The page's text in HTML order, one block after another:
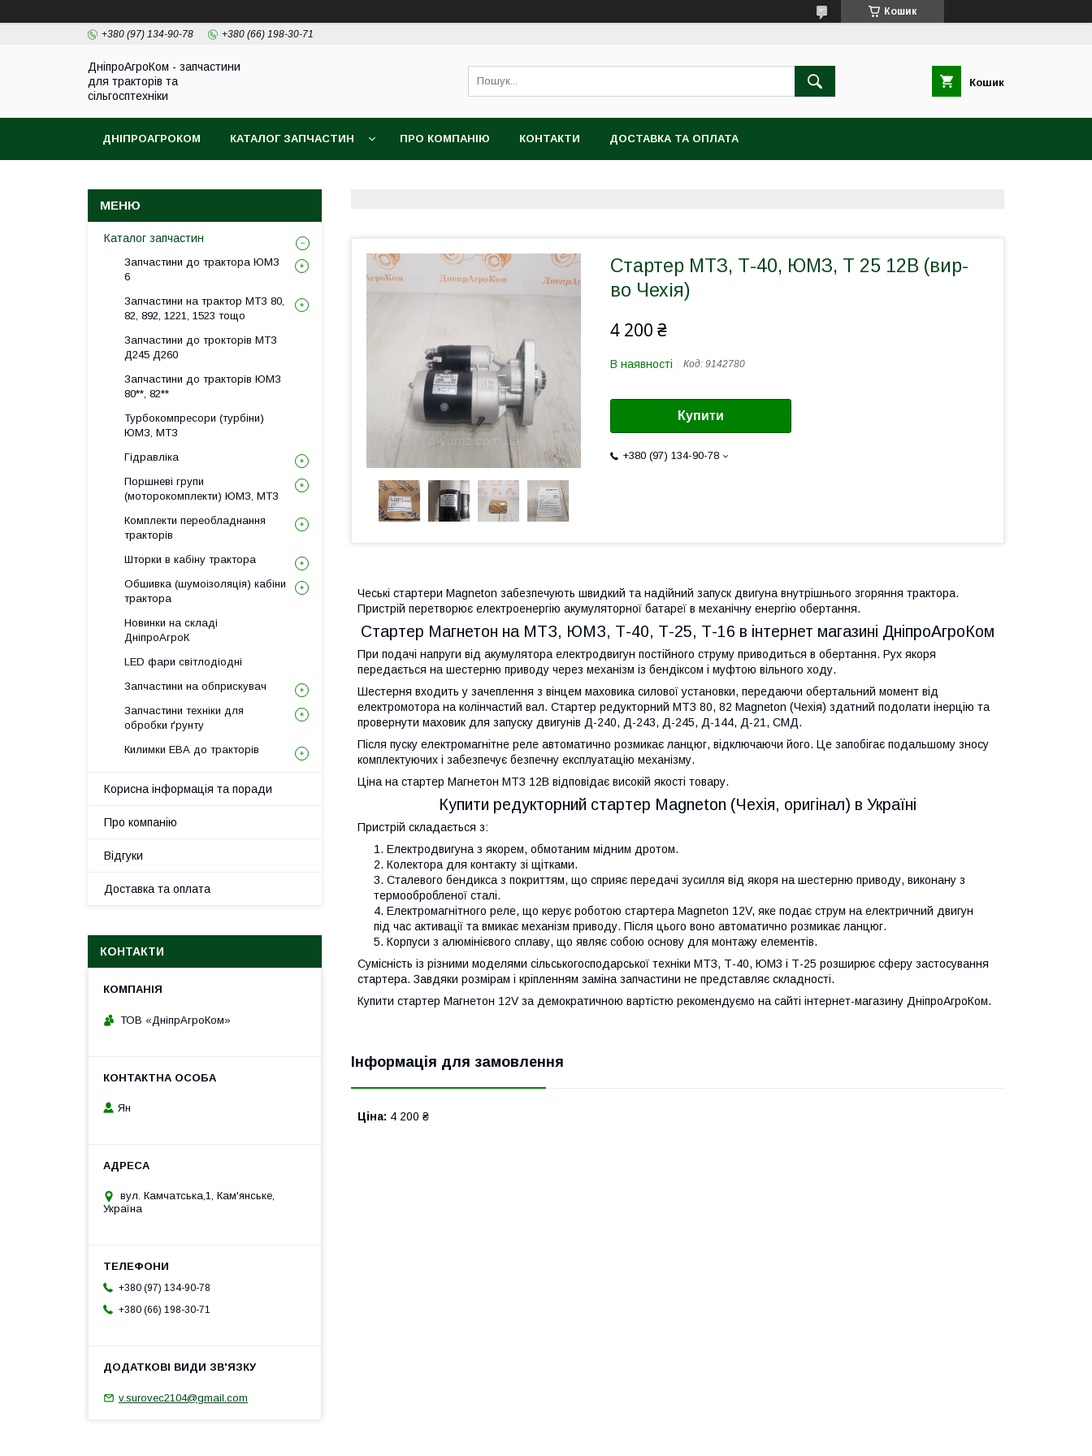
Кошик
+380 (97) 134-90-78 +380 (66) 198-30-71
ДніпроАгроКом - запчастини
для тракторів та
сільгосптехніки
Кошик
ДНІПРОАГРОКОМ КАТАЛОГ ЗАПЧАСТИН ПРО КОМПАНІЮ КОНТАКТИ ДОСТАВКА ТА ОПЛАТА
Стартер МТЗ, Т-40, ЮМЗ, Т 25 12В (вир-
во Чехія)
4 200 ₴
В наявності Код: 9142780
Купити
+380 (97) 134-90-78
Чеські стартери Magneton забезпечують швидкий та надійний запуск двигуна внутрішнього згоряння трактора.
Пристрій перетворює електроенергію акумуляторної батареї в механічну енергію обертання.
Стартер Магнетон на МТЗ, ЮМЗ, Т-40, Т-25, Т-16 в інтернет магазині ДніпроАгроКом
При подачі напруги від акумулятора електродвигун постійного струму приводиться в обертання. Рух якоря
передається на шестерню приводу через механізм із бендіксом і муфтою вільного ходу.
Шестерня входить у зачеплення з вінцем маховика силової установки, передаючи обертальний момент від
електромотора на колінчастий вал. Стартер редукторний МТЗ 80, 82 Magneton (Чехія) здатний подолати інерцію та
провернути маховик для запуску двигунів Д-240, Д-243, Д-245, Д-144, Д-21, СМД.
Після пуску електромагнітне реле автоматично розмикає ланцюг, відключаючи його. Це запобігає подальшому зносу
комплектуючих і забезпечує безпечну експлуатацію механізму.
Ціна на стартер Магнетон МТЗ 12В відповідає високій якості товару.
Купити редукторний стартер Magneton (Чехія, оригінал) в Україні
Пристрій складається з:
Електродвигуна з якорем, обмотаним мідним дротом.
Колектора для контакту зі щітками.
Сталевого бендикса з покриттям, що сприяє передачі зусилля від якоря на шестерню приводу, виконану з
термообробленої сталі.
Електромагнітного реле, що керує роботою стартера Magneton 12V, яке подає струм на електричний двигун
під час активації та вмикає механізм приводу. Після цього воно автоматично розмикає ланцюг.
Корпуси з алюмінієвого сплаву, що являє собою основу для монтажу елементів.
Сумісність із різними моделями сільськогосподарської техніки МТЗ, Т-40, ЮМЗ і Т-25 розширює сферу застосування
стартера. Завдяки розмірам і кріпленням заміна запчастини не представляє складності.
Купити стартер Магнетон 12V за демократичною вартістю рекомендуємо на сайті інтернет-магазину ДніпроАгроКом.
Інформація для замовлення
Ціна: 4 200 ₴
Каталог запчастин
Запчастини до трактора ЮМЗ
6
Запчастини на трактор МТЗ 80,
82, 892, 1221, 1523 тощо
Запчастини до трокторів МТЗ
Д245 Д260
Запчастини до тракторів ЮМЗ
80**, 82**
Турбокомпресори (турбіни)
ЮМЗ, МТЗ
Гідравліка
Поршневі групи
(моторокомплекти) ЮМЗ, МТЗ
Комплекти переобладнання
тракторів
Шторки в кабіну трактора
Обшивка (шумоізоляція) кабіни
трактора
Новинки на складі
ДніпроАгроК
LED фари світлодіодні
Запчастини на обприскувач
Запчастини техніки для
обробки ґрунту
Килимки ЕВА до тракторів
Корисна інформація та поради
Про компанію
Відгуки
Доставка та оплата
КОНТАКТИ
ТОВ «ДніпрАгроКом»
Ян
вул. Камчатська,1, Кам'янське,
Україна
+380 (97) 134-90-78
+380 (66) 198-30-71
v.surovec2104@gmail.com